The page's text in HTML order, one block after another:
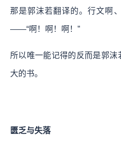
那是郭沫若翻译的。行文啊
——“啊！啊！啊！”
所以唯一能记得的反而是郭
大的书。
匮乏与失落